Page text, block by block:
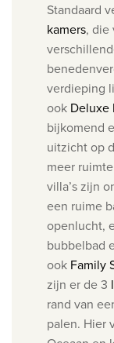
Standaard
kamers, die
verdieping
ook Deluxe
bijkomend
uitzicht op
meer
villa’s zijn
een ruime
openlucht,
bubbelbad
ook Family
zijn er de 3
rand van
palen. Hier